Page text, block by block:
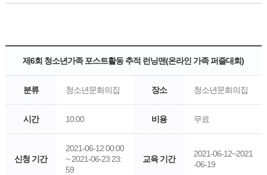
제6회 청소년가족 포스트활동 추적 런닝맨(온라인 가족 퍼즐대회)
분류 청소년문화의집 장소 청소년문화의집
시간 10:00 비용 무료
신청 기간
2021-06-12 00:00
~ 2021-06-23 23:
59
교육 기간
2021-06-12~2021
-06-19